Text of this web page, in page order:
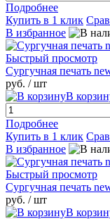
Подробнее
Купить в 1 клик
В избранное
Быстрый просмотр
Сургучная печать
руб. / шт
В
Подробнее
Купить в 1 клик
В избранное
Быстрый просмотр
Сургучная печать
руб. / шт
В